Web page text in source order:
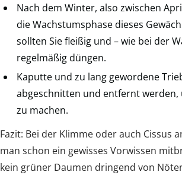
Nach dem Winter, also zwischen
die Wachstumsphase dieses
sollten Sie fleißig und – wie bei der
regelmäßig düngen.
Kaputte und zu lang gewordene
abgeschnitten und entfernt werden,
zu machen.
Fazit: Bei der Klimme oder auch Cissus
man schon ein gewisses Vorwissen
kein grüner Daumen dringend von